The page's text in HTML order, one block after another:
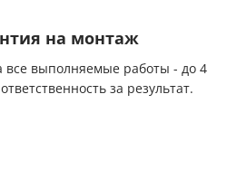
на монтаж
все выполняемые работы - до 4
за результат.